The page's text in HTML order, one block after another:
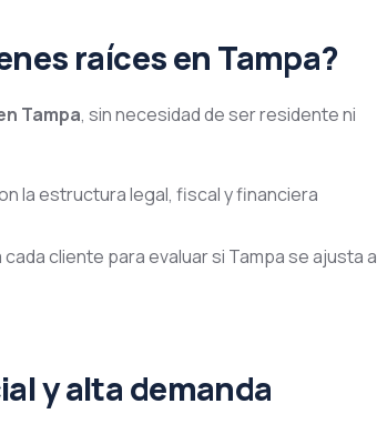
raíces en Tampa?
Tampa, sin necesidad de ser residente ni
la estructura legal, fiscal y financiera
cliente para evaluar si Tampa se ajusta a
y alta demanda